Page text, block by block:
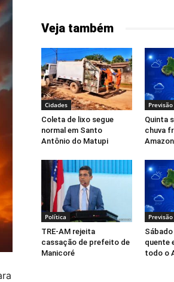
Veja também
Cidades
Coleta de lixo segue
normal em Santo
Antônio do Matupi
Quinta
chuva
Política
TRE-AM rejeita
cassação de prefeito de
Manicoré
quente
todo o